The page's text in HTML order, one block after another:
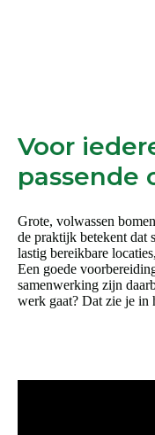
Voor
passende
Grote, volwassen
de praktijk betekent dat
lastig bereikbare
Een goede
samenwerking zijn
werk gaat? Dat zie je in